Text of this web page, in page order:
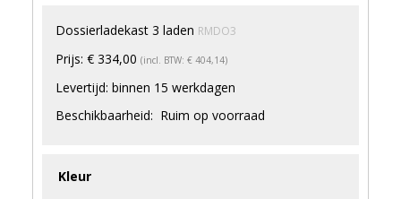
Dossierladekast 3 laden RMDO3
Prijs: € 334,00 (incl. BTW: € 404,14)
Levertijd: binnen 15 werkdagen
Beschikbaarheid: Ruim op voorraad
Kleur